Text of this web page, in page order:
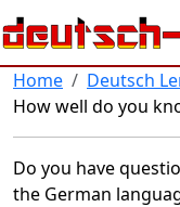
Skip to main content
Home
Deutsch
How well do you
Do you have
the German